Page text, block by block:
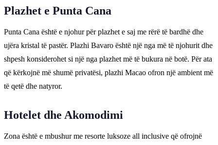
Plazhet e Punta Cana
Punta Cana është e njohur për plazhet e saj me rërë të bardhë dhe
ujëra kristal të pastër. Plazhi Bavaro është një nga më të njohurit dhe
shpesh konsiderohet si një nga plazhet më të bukura në botë. Për ata
që kërkojnë më shumë privatësi, plazhi Macao ofron një ambient më
të qetë dhe natyror.
Hotelet dhe Akomodimi
Zona është e mbushur me resorte luksoze all inclusive që ofrojnë